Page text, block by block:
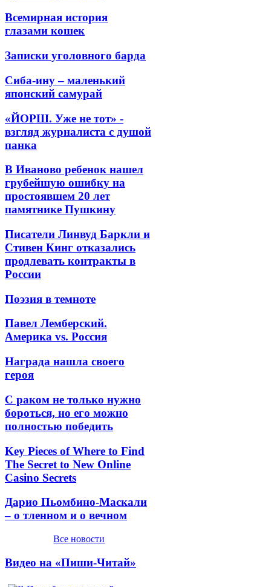
Всемирная история
глазами кошек
Записки уголовного барда
Сиба-ину – маленький
японский самурай
«ЙОРШ. Уже не тот» -
взгляд журналиста с душой
панка
В Иваново ребенок нашел
грубейшую ошибку на
простоявшем 20 лет
памятнике Пушкину
Писатели Линвуд Баркли и
Стивен Кинг отказались
продлевать контракты в
России
Поэзия в темноте
Павел Лемберский.
Америка vs. Россия
Награда нашла своего
героя
С раком не только нужно
бороться, но его можно
полностью победить
Key Pieces of Where to Find
The Secret to New Online
Casino Secrets
Дарио Пьомбино-Маскали
– о тленном и о вечном
Все новости
Видео на «Пиши-Читай»